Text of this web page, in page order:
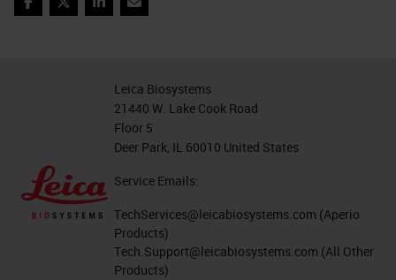
Facebook
TwitterLinkedIn
Email
Leica Biosystems
21440 W. Lake Cook Road
Floor 5
Deer Park, IL 60010 United States
Service Emails:
TechServices@leicabiosystems.com (Aperio
Products)
Tech.Support@leicabiosystems.com (All Other
Products)